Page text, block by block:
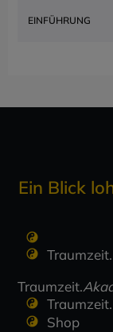
EINFÜHRUNG
Ein Blick
Traumzeit.
Traumzeit.
Traumzeit.
Shop